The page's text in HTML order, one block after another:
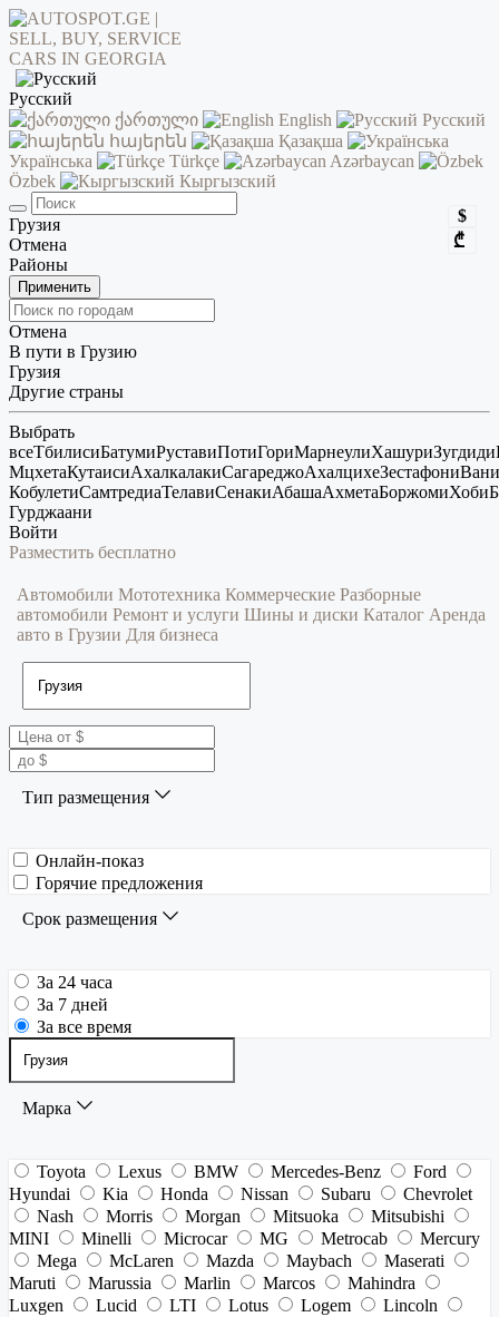
Русский
ქართული
English
Русский
հայերեն
Қазақша
Українська
Türkçe
Azərbaycan
Özbek
Кыргызский
$
₾
Грузия
Отмена
Районы
Применить
Отмена
В пути в Грузию
Грузия
Другие страны
Выбрать
всеТбилисиБатумиРуставиПотиГориМарнеулиХашуриЗугдиди
МцхетаКутаисиАхалкалакиСагареджоАхалцихеЗестафониВани
КобулетиСамтредиаТелавиСенакиАбашаАхметаБоржомиХоби
Гурджаани
Войти
Разместить бесплатно
Автомобили Мототехника Коммерческие Разборные
автомобили Ремонт и услуги Шины и диски Каталог Аренда
авто в Грузии Для бизнеса
Тип размещения
Онлайн-показ
Горячие предложения
Срок размещения
За 24 часа
За 7 дней
За все время
Марка
Toyota Lexus BMW Mercedes-Benz
Ford
Hyundai
Kia Honda Nissan Subaru
Chevrolet
Nash
Morris Morgan Mitsuoka
Mitsubishi
MINI
Minelli Microcar MG Metrocab
Mercury
Mega
McLaren Mazda Maybach
Maserati
Maruti
Marussia Marlin Marcos
Mahindra
Luxgen
Lucid LTI Lotus Logem
Lincoln